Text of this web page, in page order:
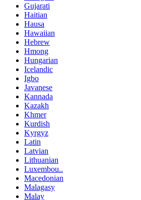
Gujarati
Haitian
Hausa
Hawaiian
Hebrew
Hmong
Hungarian
Icelandic
Igbo
Javanese
Kannada
Kazakh
Khmer
Kurdish
Kyrgyz
Latin
Latvian
Lithuanian
Luxembou..
Macedonian
Malagasy
Malay